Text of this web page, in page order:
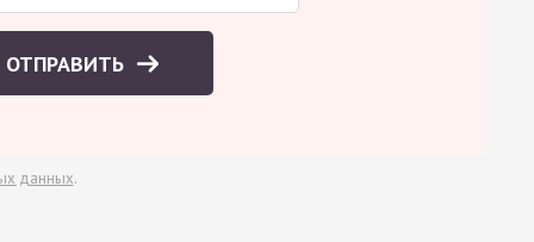
ОТПРАВИТЬ
данных.